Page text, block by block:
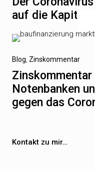
auf die
Nächster
Beitrag
Blog Zinskommentar
Notenbanken
gegen das
Kontakt zu mir…